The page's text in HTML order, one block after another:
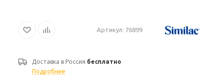
Артикул: 76899
Доставка в Россия бесплатно
Подробнее